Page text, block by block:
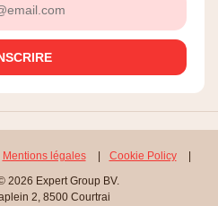
Mentions légales Cookie Policy
2026 Expert Group BV.
2, 8500 Courtrai